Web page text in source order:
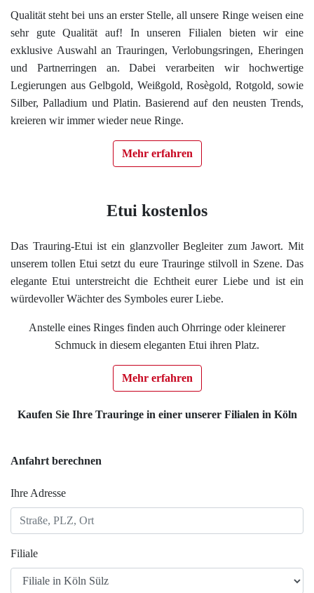
Qualität steht bei uns an erster Stelle, all unsere Ringe weisen eine
sehr gute Qualität auf! In unseren Filialen bieten wir eine
exklusive Auswahl an Trauringen, Verlobungsringen, Eheringen
und Partnerringen an. Dabei verarbeiten wir hochwertige
Legierungen aus Gelbgold, Weißgold, Rosègold, Rotgold, sowie
Silber, Palladium und Platin. Basierend auf den neusten Trends,
kreieren wir immer wieder neue Ringe.
Mehr erfahren
Etui kostenlos
Das Trauring-Etui ist ein glanzvoller Begleiter zum Jawort. Mit
unserem tollen Etui setzt du eure Trauringe stilvoll in Szene. Das
elegante Etui unterstreicht die Echtheit eurer Liebe und ist ein
würdevoller Wächter des Symboles eurer Liebe.
Anstelle eines Ringes finden auch Ohrringe oder kleinerer
Schmuck in diesem eleganten Etui ihren Platz.
Mehr erfahren
Kaufen Sie Ihre Trauringe in einer unserer Filialen in Köln
Anfahrt berechnen
Ihre Adresse
Filiale